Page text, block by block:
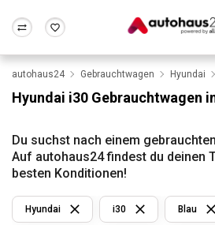
Wir bewerten dein Auto
Alle Fragen &
Rund um die
Frankfurt Wuppertal
autohaus24 Gebrauchtwagen Hyundai
Hyundai i30 Gebrauchtwagen
Du suchst nach einem
Auf autohaus24 findest du deinen
besten Konditionen!
Hyundai i30 Blau